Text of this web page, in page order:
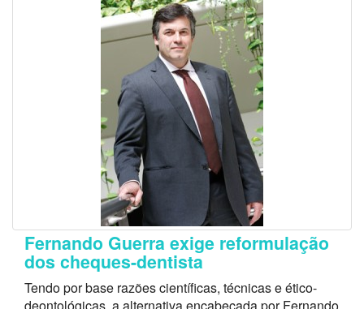
Fernando Guerra exige reformulação
dos cheques-dentista
Tendo por base razões científicas, técnicas e ético-